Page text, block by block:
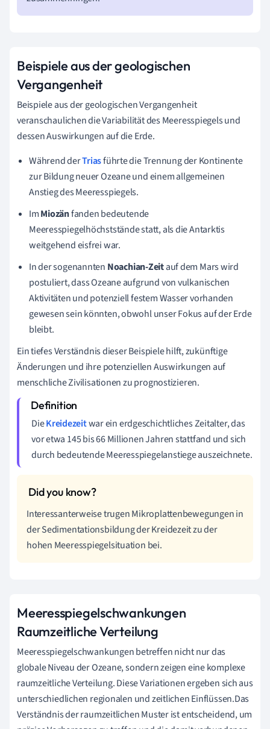
Beispiele aus der geologischen
Vergangenheit
Beispiele aus der geologischen Vergangenheit
veranschaulichen die Variabilität des Meeresspiegels und
dessen Auswirkungen auf die Erde.
Während derTriasführte die Trennung der Kontinente
zur Bildung neuer Ozeane und einem allgemeinen
Anstieg des Meeresspiegels.
ImMiozänfanden bedeutende
Meeresspiegelhöchststände statt, als die Antarktis
weitgehend eisfrei war.
In der sogenannten Noachian-Zeitauf dem Mars wird
postuliert, dass Ozeane aufgrund von vulkanischen
Aktivitäten und potenziell festem Wasser vorhanden
gewesen sein könnten, obwohl unser Fokus auf der Erde
bleibt.
Ein tiefes Verständnis dieser Beispiele hilft, zukünftige
Änderungen und ihre potenziellen Auswirkungen auf
menschliche Zivilisationen zu prognostizieren.
DieKreidezeitwar ein erdgeschichtliches Zeitalter, das
vor etwa 145 bis 66 Millionen Jahren stattfand und sich
durch bedeutende Meeresspiegelanstiege auszeichnete.
Interessanterweise trugen Mikroplattenbewegungen in
der Sedimentationsbildung der Kreidezeit zu der
hohen Meeresspiegelsituation bei.
Meeresspiegelschwankungen
Raumzeitliche Verteilung
Meeresspiegelschwankungen betreffen nicht nur das
globale Niveau der Ozeane, sondern zeigen eine komplexe
raumzeitliche Verteilung. Diese Variationen ergeben sich aus
unterschiedlichen regionalen und zeitlichen Einflüssen.Das
Verständnis der raumzeitlichen Muster ist entscheidend, um